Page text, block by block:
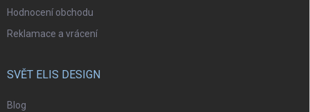
Hodnocení obchodu
Reklamace a vrácení
SVĚT ELIS DESIGN
Blog